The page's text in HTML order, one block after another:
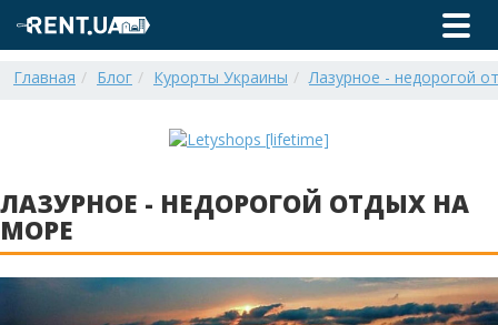
Главная Блог Курорты Украины Лазурное - недорогой
ЛАЗУРНОЕ - НЕДОРОГОЙ ОТДЫХ НА
МОРЕ